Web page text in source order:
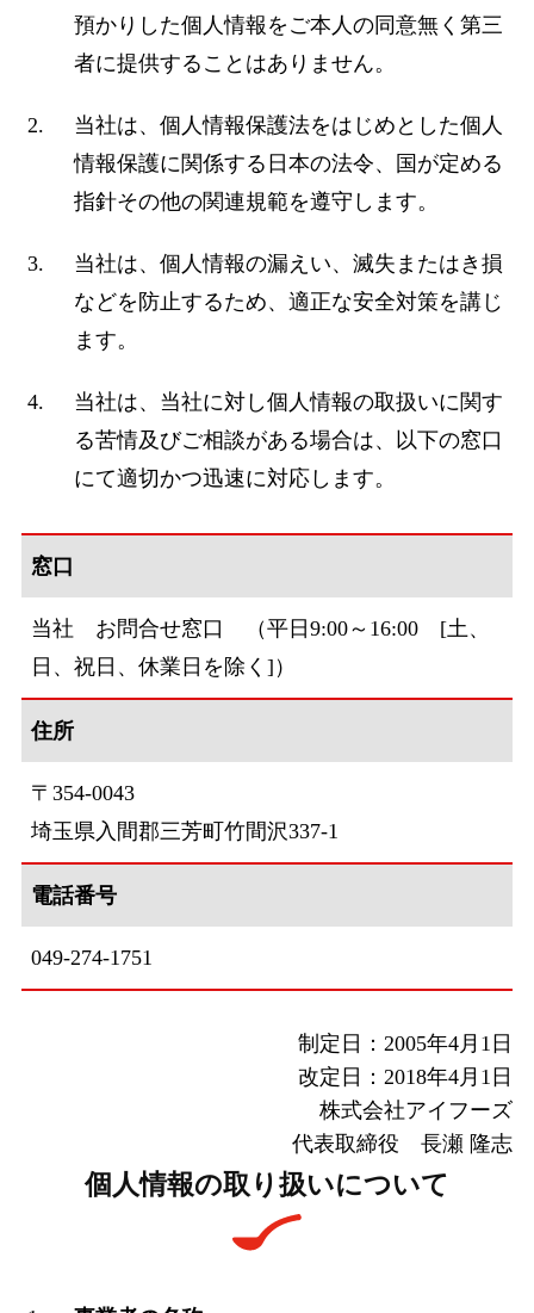
預かりした個人情報をご本人の同意無く第三
者に提供することはありません。
当社は、個人情報保護法をはじめとした個人
情報保護に関係する日本の法令、国が定める
指針その他の関連規範を遵守します。
当社は、個人情報の漏えい、滅失またはき損
などを防止するため、適正な安全対策を講じ
ます。
当社は、当社に対し個人情報の取扱いに関す
る苦情及びご相談がある場合は、以下の窓口
にて適切かつ迅速に対応します。
窓口
当社 お問合せ窓口 （平日9:00～16:00 [土、
日、祝日、休業日を除く]）
住所
〒354-0043
埼玉県入間郡三芳町竹間沢337-1
電話番号
049-274-1751
制定日：2005年4月1日
改定日：2018年4月1日
株式会社アイフーズ
代表取締役 長瀬 隆志
個人情報の取り扱いについて